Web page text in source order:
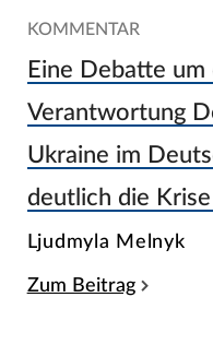
KOMMENTAR
Eine Debatte
Verantwortung
Ukraine im
deutlich die
Ljudmyla Melnyk
Zum Beitrag